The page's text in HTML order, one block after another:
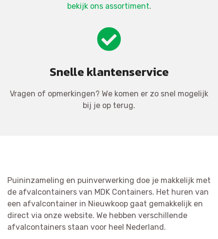
bekijk ons assortiment.
Snelle klantenservice
Vragen of opmerkingen? We komen er zo snel mogelijk
bij je op terug.
Puininzameling en puinverwerking doe je makkelijk met
de afvalcontainers van MDK Containers. Het huren van
een afvalcontainer in Nieuwkoop gaat gemakkelijk en
direct via onze website. We hebben verschillende
afvalcontainers staan voor heel Nederland.